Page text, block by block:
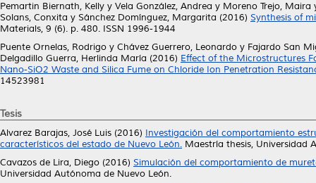
Pemartin Biernath, Kelly y Vela González, Andrea y Moreno Trejo, Maira
Solans, Conxita y Sánchez Domínguez, Margarita (2016) Synthesis of
Materials, 9 (6). p. 480. ISSN 1996-1944
Puente Ornelas, Rodrigo y Chávez Guerrero, Leonardo y Fajardo San
Delgadillo Guerra, Herlinda María (2016) Effect of the Microstructures
Nano-SiO2 Waste and Silica Fume on Chloride Ion Penetration
14523981
Tesis
Alvarez Barajas, José Luis (2016) Investigación del comportamiento
característicos del estado de Nuevo León. Maestría thesis, Universidad
Cavazos de Lira, Diego (2016) Simulación del comportamiento de
Universidad Autónoma de Nuevo León.